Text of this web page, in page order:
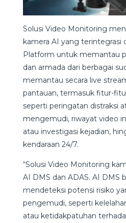
Solusi Video Monitoring
kamera AI yang terintegrasi
Platform untuk memantau
dan armada dari berbagai
memantau secara live
pantauan, termasuk fitur-
seperti peringatan distraksi
mengemudi, riwayat video
atau investigasi kejadian,
kendaraan 24/7.
“Solusi Video Monitoring
AI DMS dan ADAS. AI DMS
mendeteksi potensi risiko
pengemudi, seperti
atau ketidakpatuhan